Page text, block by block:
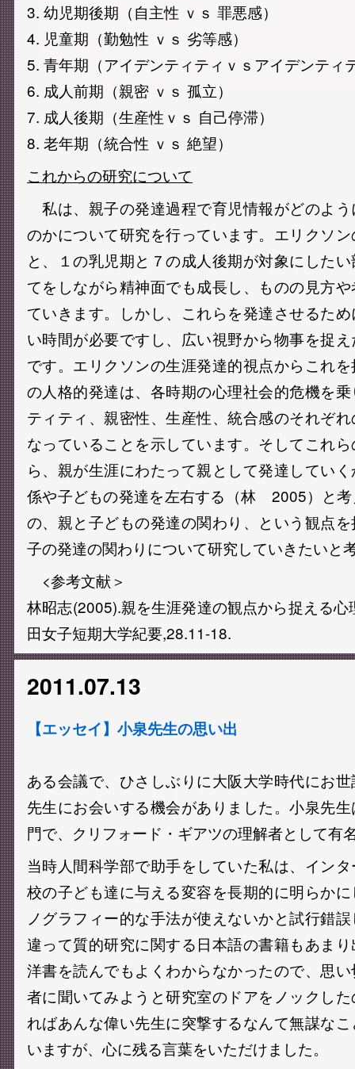
3. 幼児期後期（自主性 ｖｓ 罪悪感）
4. 児童期（勤勉性 ｖｓ 劣等感）
5. 青年期（アイデンティティｖｓアイデンティ
6. 成人前期（親密 ｖｓ 孤立）
7. 成人後期（生産性ｖｓ 自己停滞）
8. 老年期（統合性 ｖｓ 絶望）
これからの研究について
私は、親子の発達過程で育児情報がどのよ
のかについて研究を行っています。エリクソ
と、１の乳児期と７の成人後期が対象にした
てをしながら精神面でも成長し、ものの見方
ていきます。しかし、これらを発達させるた
い時間が必要ですし、広い視野から物事を捉
です。エリクソンの生涯発達的視点からこれ
の人格的発達は、各時期の心理社会的危機を
ティティ、親密性、生産性、統合感のそれぞ
なっていることを示しています。そしてこれ
ら、親が生涯にわたって親として発達してい
係や子どもの発達を左右する（林 2005）と
の、親と子どもの発達の関わり、という観点
子の発達の関わりについて研究していきたいと
<参考文献＞
林昭志(2005).親を生涯発達の観点から捉える
田女子短期大学紀要,28.11-18.
2011.07.13
【エッセイ】小泉先生の思い出
ある会議で、ひさしぶりに大阪大学時代にお
先生にお会いする機会がありました。小泉先
門で、クリフォード・ギアツの理解者として有
当時人間科学部で助手をしていた私は、イン
校の子ども達に与える変容を長期的に明らか
ノグラフィー的な手法が使えないかと試行錯
違って質的研究に関する日本語の書籍もあま
洋書を読んでもよくわからなかったので、思
者に聞いてみようと研究室のドアをノックし
ればあんな偉い先生に突撃するなんて無謀な
いますが、心に残る言葉をいただけました。